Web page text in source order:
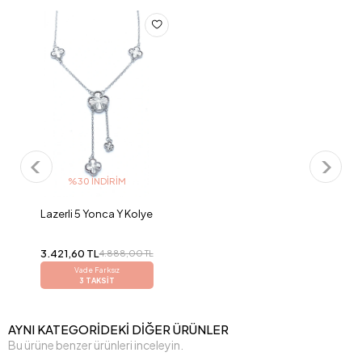
%30 İNDIRIM
Lazerli 5 Yonca Y Kolye
3.421,60 TL4.888,00 TL
Vade Farksız
3 TAKSİT
AYNI KATEGORİDEKİ DİĞER ÜRÜNLER
Bu ürüne benzer ürünleri inceleyin.